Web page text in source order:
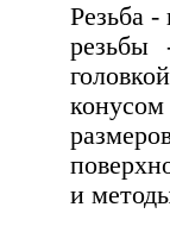
Резьба
и